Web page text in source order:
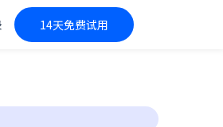
14天免费试用